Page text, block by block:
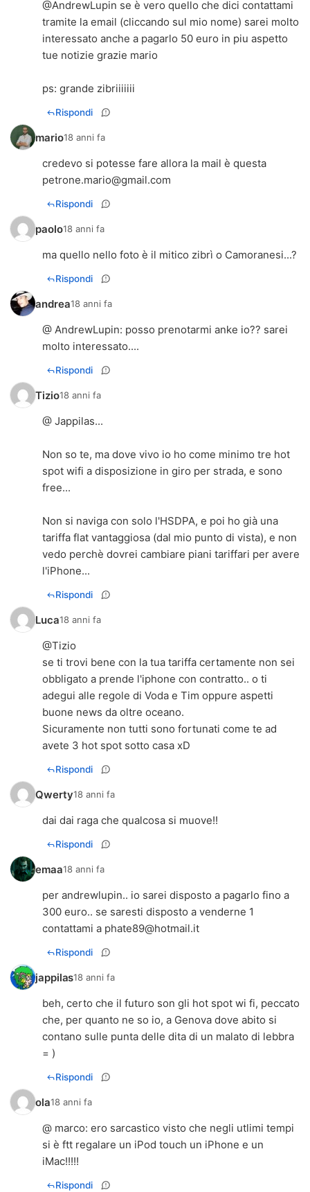
@AndrewLupin se è vero quello che dici contattami
tramite la email (cliccando sul mio nome) sarei molto
interessato anche a pagarlo 50 euro in piu aspetto
tue notizie grazie mario
ps: grande zibriiiiiii
Rispondi
mario18 anni fa
credevo si potesse fare allora la mail è questa
petrone.mario@gmail.com
Rispondi
paolo18 anni fa
ma quello nello foto è il mitico zibrì o Camoranesi...?
Rispondi
andrea18 anni fa
@ AndrewLupin: posso prenotarmi anke io?? sarei
molto interessato....
Rispondi
Tizio18 anni fa
@ Jappilas...
Non so te, ma dove vivo io ho come minimo tre hot
spot wifi a disposizione in giro per strada, e sono
free...
Non si naviga con solo l'HSDPA, e poi ho già una
tariffa flat vantaggiosa (dal mio punto di vista), e non
vedo perchè dovrei cambiare piani tariffari per avere
l'iPhone...
Rispondi
Luca18 anni fa
@Tizio
se ti trovi bene con la tua tariffa certamente non sei
obbligato a prende l'iphone con contratto.. o ti
adegui alle regole di Voda e Tim oppure aspetti
buone news da oltre oceano.
Sicuramente non tutti sono fortunati come te ad
avete 3 hot spot sotto casa xD
Rispondi
Qwerty18 anni fa
dai dai raga che qualcosa si muove!!
Rispondi
emaa18 anni fa
per andrewlupin.. io sarei disposto a pagarlo fino a
300 euro.. se saresti disposto a venderne 1
contattami a phate89@hotmail.it
Rispondi
jappilas18 anni fa
beh, certo che il futuro son gli hot spot wi fi, peccato
che, per quanto ne so io, a Genova dove abito si
contano sulle punta delle dita di un malato di lebbra
= )
Rispondi
ola18 anni fa
@ marco: ero sarcastico visto che negli utlimi tempi
si è ftt regalare un iPod touch un iPhone e un
iMac!!!!!
Rispondi